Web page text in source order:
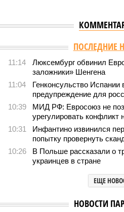
ПОСЛЕДНИЕ
11:14
Люксембург обвинил
заложники» Шенгена
11:04
Генконсульство Испании
предупреждение для
10:39
МИД РФ: Евросоюз не
урегулировать конфликт
10:31
Инфантино извинился
попытку провернуть
10:26
В Польше рассказали о
украинцев в стране
ЕЩЕ
НОВОСТИ